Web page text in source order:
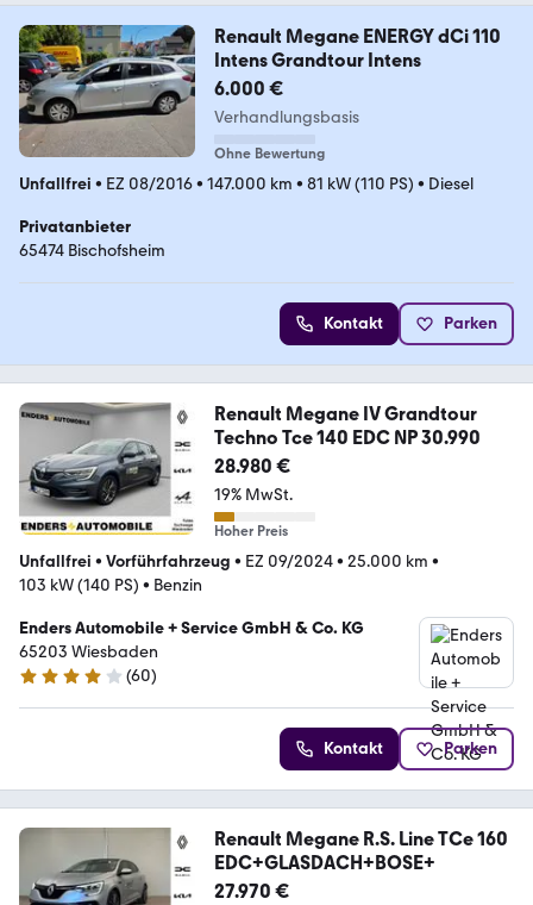
Renault Megane ENERGY dCi 110
Intens Grandtour Intens
6.000 €
Verhandlungsbasis
Ohne Bewertung
Unfallfrei • EZ 08/2016• 147.000 km • 81 kW (110 PS) • Diesel
Privatanbieter
65474 Bischofsheim
Kontakt Parken
Renault Megane IV Grandtour
Techno Tce 140 EDC NP 30.990
28.980 €
19% MwSt.
Hoher Preis
Unfallfrei • Vorführfahrzeug • EZ 09/2024• 25.000 km •
103 kW (140 PS) • Benzin
Enders Automobile + Service GmbH & Co. KG
65203 Wiesbaden
3.8 Sterne
(60)
Kontakt Parken
Renault Megane R.S. Line TCe 160
EDC+GLASDACH+BOSE+
27.970 €